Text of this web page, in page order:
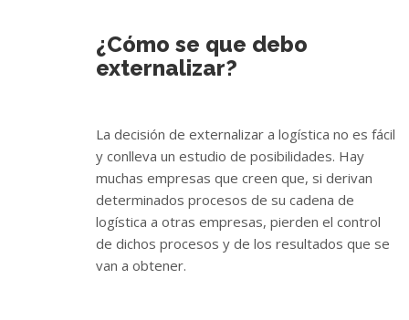
¿Cómo se que debo
externalizar?
La decisión de externalizar a logística no es fácil
y conlleva un estudio de posibilidades. Hay
muchas empresas que creen que, si derivan
determinados procesos de su cadena de
logística a otras empresas, pierden el control
de dichos procesos y de los resultados que se
van a obtener.